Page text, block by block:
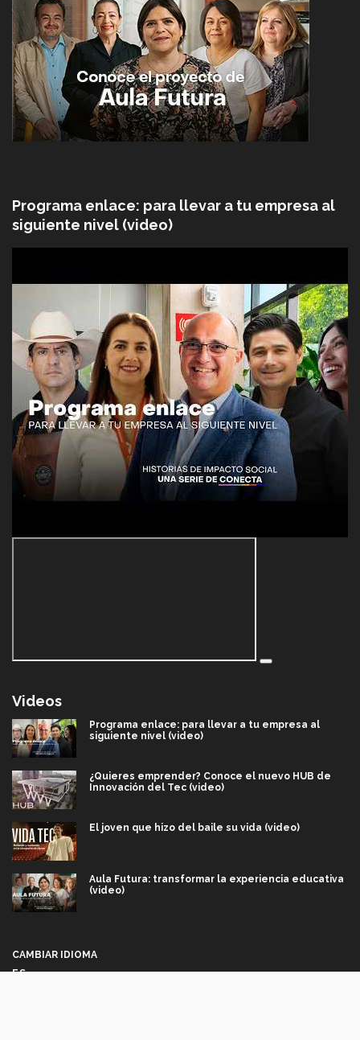
Programa enlace: para llevar a tu empresa al
siguiente nivel (video)
Videos
Programa enlace: para llevar a tu empresa al
siguiente nivel (video)
¿Quieres emprender? Conoce el nuevo HUB de
Innovación del Tec (video)
El joven que hizo del baile su vida (video)
Aula Futura: transformar la experiencia educativa
(video)
CAMBIAR IDIOMA
ES